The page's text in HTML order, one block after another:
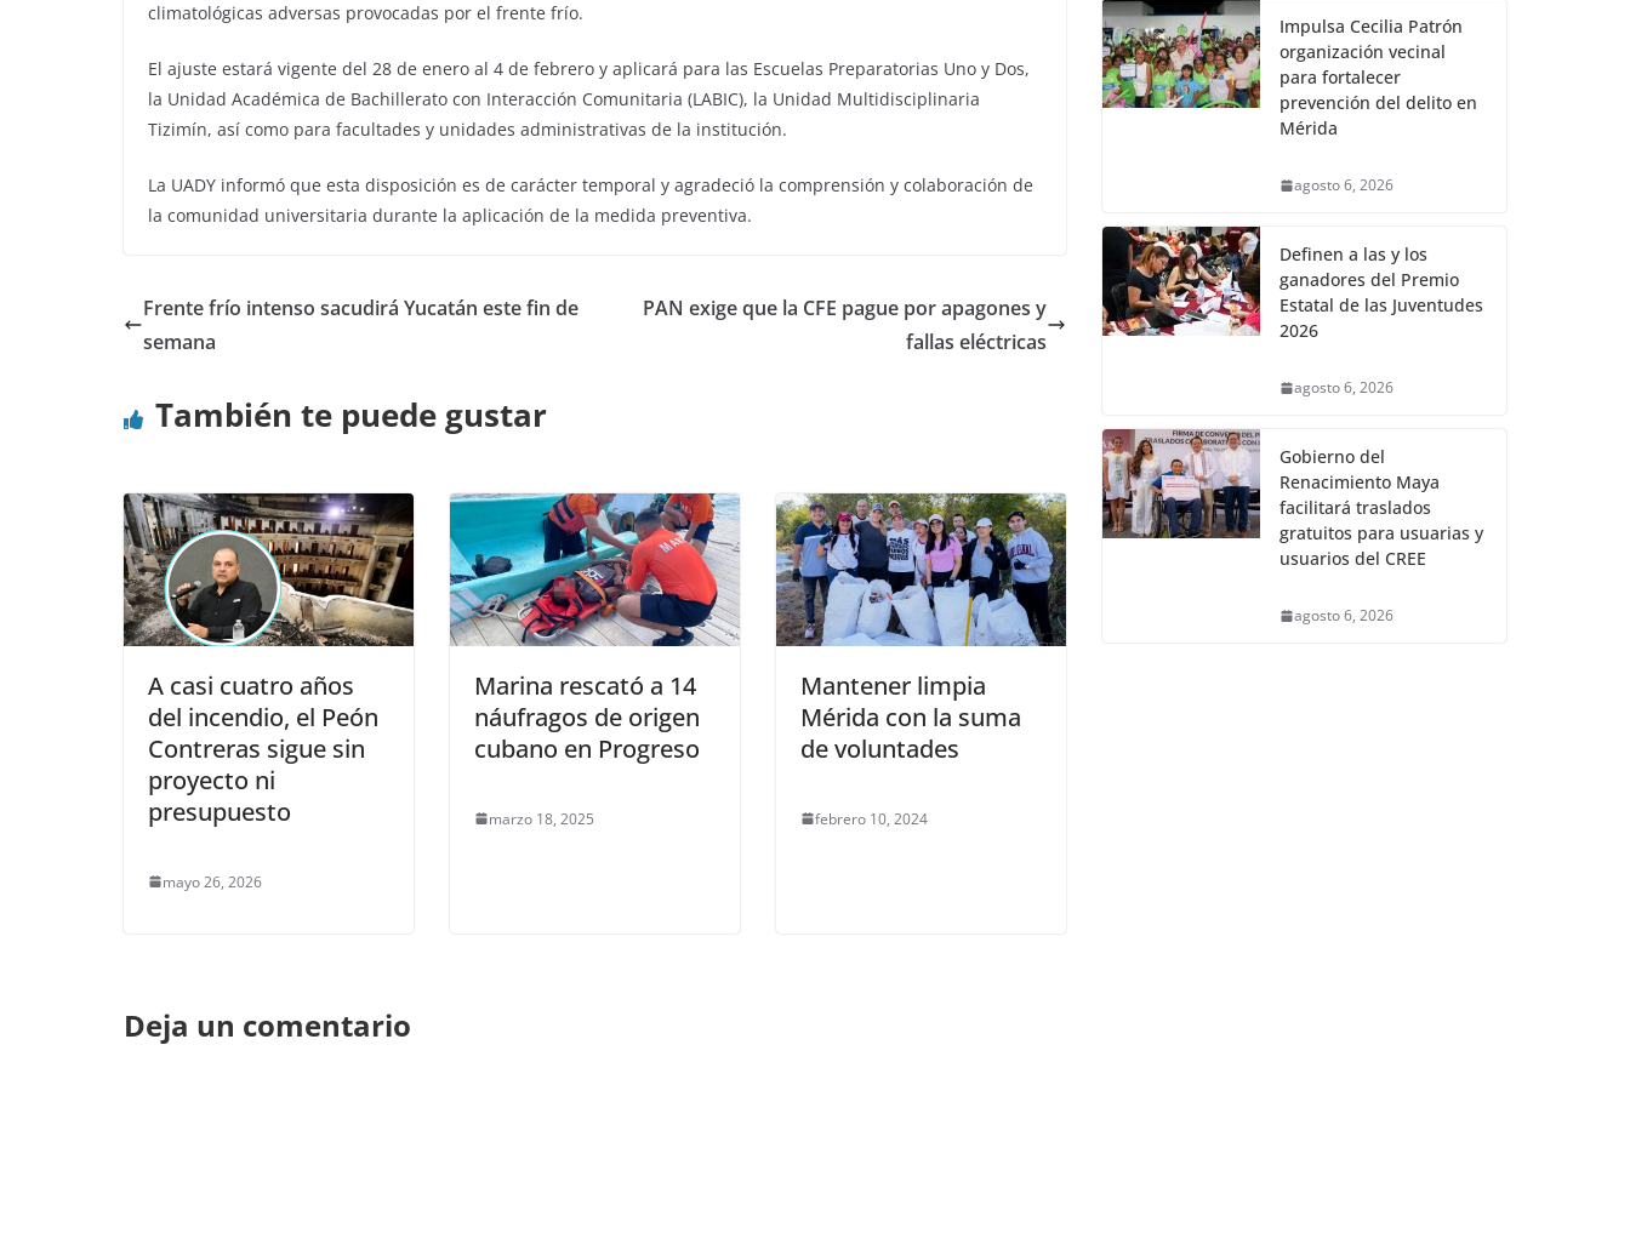
climatológicas adversas provocadas por el frente frío.
El ajuste estará vigente del 28 de enero al 4 de febrero y aplicará para las Escuelas Preparatorias Uno y Dos,
la Unidad Académica de Bachillerato con Interacción Comunitaria (LABIC), la Unidad Multidisciplinaria
Tizimín, así como para facultades y unidades administrativas de la institución.
La UADY informó que esta disposición es de carácter temporal y agradeció la comprensión y colaboración de
la comunidad universitaria durante la aplicación de la medida preventiva.
Frente frío intenso sacudirá Yucatán este fin de
semana
PAN exige que la CFE pague por apagones y
fallas eléctricas
También te puede gustar
A casi cuatro años
del incendio, el Peón
Contreras sigue sin
proyecto ni
presupuesto
mayo 26, 2026
Marina rescató a 14
náufragos de origen
cubano en Progreso
marzo 18, 2025
Mantener limpia
Mérida con la suma
de voluntades
febrero 10, 2024
Deja un comentario
Impulsa Cecilia Patrón
organización vecinal
para fortalecer
prevención del delito en
Mérida
agosto 6, 2026
Definen a las y los
ganadores del Premio
Estatal de las Juventudes
2026
agosto 6, 2026
Gobierno del
Renacimiento Maya
facilitará traslados
gratuitos para usuarias y
usuarios del CREE
agosto 6, 2026